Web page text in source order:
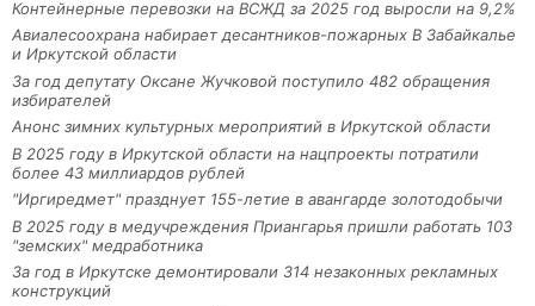
Контейнерные перевозки на ВСЖД за 2025 год выросли на 9,2%
Авиалесоохрана набирает десантников-пожарных В Забайкалье
и Иркутской области
За год депутату Оксане Жучковой поступило 482 обращения
избирателей
Анонс зимних культурных мероприятий в Иркутской области
В 2025 году в Иркутской области на нацпроекты потратили
более 43 миллиардов рублей
"Иргиредмет" празднует 155-летие в авангарде золотодобычи
В 2025 году в медучреждения Приангарья пришли работать 103
"земских" медработника
За год в Иркутске демонтировали 314 незаконных рекламных
конструкций